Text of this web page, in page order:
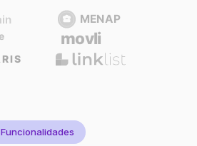
Funcionalidades